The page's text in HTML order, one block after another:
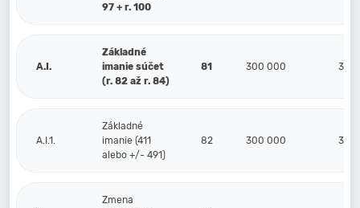
97 + r. 100
A.I.
Základné
imanie súčet
(r. 82 až r. 84)
81 300 000 300
A.I.1.
Základné
imanie (411
alebo +/- 491)
82 300 000 300
Zmena